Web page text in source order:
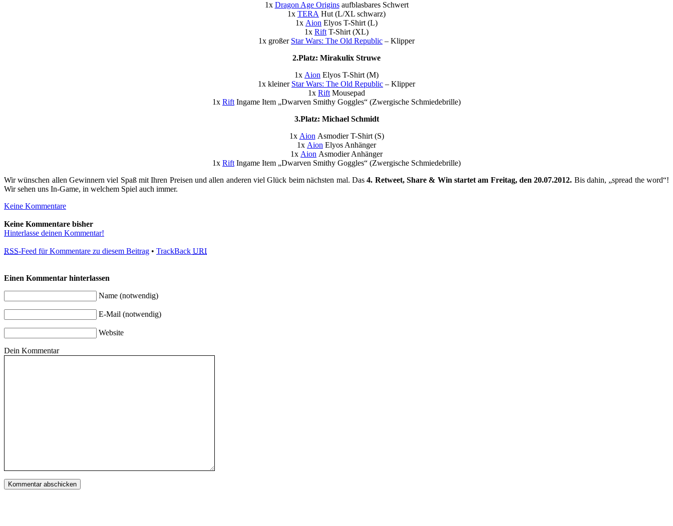
1x Dragon Age Originsaufblasbares Schwert
1x TERA Hut (L/XL schwarz)
1x Aion Elyos T-Shirt (L)
1x Rift T-Shirt (XL)
1x großer Star Wars: The Old Republic – Klipper
2.Platz: Mirakulix Struwe
1x Aion Elyos T-Shirt (M)
1x kleiner Star Wars: The Old Republic – Klipper
1x Rift Mousepad
1x Rift Ingame Item „Dwarven Smithy Goggles“ (Zwergische Schmiedebrille)
3.Platz: Michael Schmidt
1x Aion Asmodier T-Shirt (S)
1x Aion Elyos Anhänger
1x Aion Asmodier Anhänger
1x Rift Ingame Item „Dwarven Smithy Goggles“ (Zwergische Schmiedebrille)
Wir wünschen allen Gewinnern viel Spaß mit Ihren Preisen und allen anderen viel Glück beim nächsten mal. Das4. Retweet, Share & Win startet am Freitag, den 20.07.2012. Bis dahin, „spread the word“!
Wir sehen uns In-Game, in welchem Spiel auch immer.
Keine Kommentare
Keine Kommentare bisher
Hinterlasse deinen Kommentar!
RSS-Feed für Kommentare zu diesem Beitrag • TrackBack URI
Einen Kommentar hinterlassen
Name (notwendig)
E-Mail (notwendig)
Website
Dein Kommentar